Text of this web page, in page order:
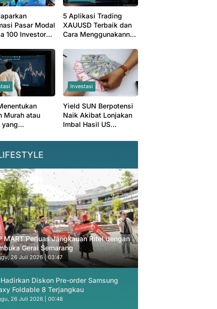
Pertahanan
Hadapi
Buatan
Tekan Laba Bank
Nagari Kuartal I
2026
Pasar Modal
100 Investor
5 Aplikasi Trading
XAUUSD Terbaik dan
Cara Menggunakannya
Murah atau
yang
Investasi
Yield SUN Berpotensi
Naik Akibat Lonjakan
Imbal Hasil US
MART Perluas Jangkauan Ritel dengan
Gerai Semarang
26 Juli 2026 | 03:47
Hadirkan Diskon Pre-order Samsung
Foldable 8 Terjangkau
26 Juli 2026 | 00:48